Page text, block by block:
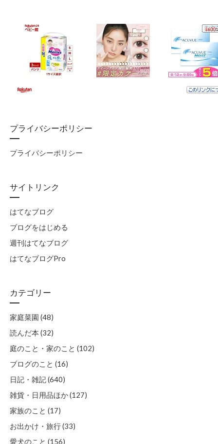
プライバシーポリシー
プライバシーポリシー
サイトリンク
はてなブログ
ブログをはじめる
週刊はてなブログ
はてなブログPro
カテゴリー
家庭菜園 (48)
読んだ本 (32)
庭のこと・家のこと (102)
ブログのこと (16)
日記・雑記 (640)
雑貨・日用品ほか (127)
家族のこと (17)
お出かけ・旅行 (33)
愛犬のこと (156)